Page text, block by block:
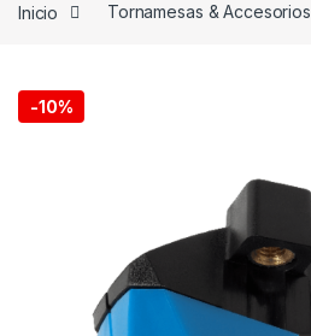
Inicio Tornamesas & Accesorios
-10%